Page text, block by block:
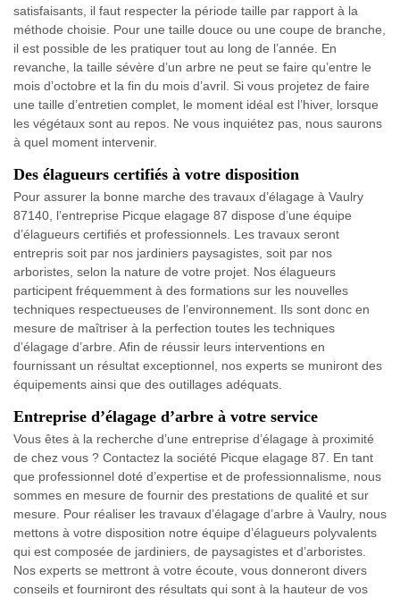
satisfaisants, il faut respecter la période taille par rapport à la
méthode choisie. Pour une taille douce ou une coupe de branche,
il est possible de les pratiquer tout au long de l’année. En
revanche, la taille sévère d’un arbre ne peut se faire qu’entre le
mois d’octobre et la fin du mois d’avril. Si vous projetez de faire
une taille d’entretien complet, le moment idéal est l’hiver, lorsque
les végétaux sont au repos. Ne vous inquiétez pas, nous saurons
à quel moment intervenir.
Des élagueurs certifiés à votre disposition
Pour assurer la bonne marche des travaux d’élagage à Vaulry
87140, l’entreprise Picque elagage 87 dispose d’une équipe
d’élagueurs certifiés et professionnels. Les travaux seront
entrepris soit par nos jardiniers paysagistes, soit par nos
arboristes, selon la nature de votre projet. Nos élagueurs
participent fréquemment à des formations sur les nouvelles
techniques respectueuses de l’environnement. Ils sont donc en
mesure de maîtriser à la perfection toutes les techniques
d’élagage d’arbre. Afin de réussir leurs interventions en
fournissant un résultat exceptionnel, nos experts se muniront des
équipements ainsi que des outillages adéquats.
Entreprise d’élagage d’arbre à votre service
Vous êtes à la recherche d’une entreprise d’élagage à proximité
de chez vous ? Contactez la société Picque elagage 87. En tant
que professionnel doté d’expertise et de professionnalisme, nous
sommes en mesure de fournir des prestations de qualité et sur
mesure. Pour réaliser les travaux d’élagage d’arbre à Vaulry, nous
mettons à votre disposition notre équipe d’élagueurs polyvalents
qui est composée de jardiniers, de paysagistes et d’arboristes.
Nos experts se mettront à votre écoute, vous donneront divers
conseils et fourniront des résultats qui sont à la hauteur de vos